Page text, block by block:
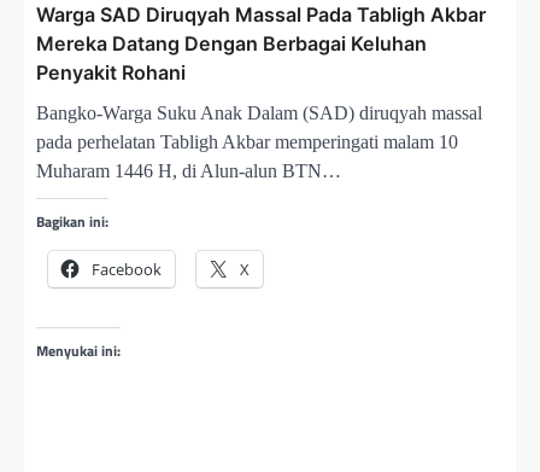
Warga SAD Diruqyah Massal Pada Tabligh Akbar
Mereka Datang Dengan Berbagai Keluhan
Penyakit Rohani
Bangko-Warga Suku Anak Dalam (SAD) diruqyah massal
pada perhelatan Tabligh Akbar memperingati malam 10
Muharam 1446 H, di Alun-alun BTN…
Bagikan ini:
Facebook X
Menyukai ini: